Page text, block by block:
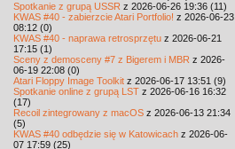
Spotkanie z grupą USSR z 2026-06-26 19:36 (11)
KWAS #40 - zabierzcie Atari Portfolio! z 2026-06-23
08:12 (0)
KWAS #40 - naprawa retrosprzętu z 2026-06-21
17:15 (1)
Sceny z demosceny #7 z Bigerem i MBR z 2026-
06-19 22:08 (0)
Atari Floppy Image Toolkit z 2026-06-17 13:51 (9)
Spotkanie online z grupą LST z 2026-06-16 16:32
(17)
Recoil zintegrowany z macOS z 2026-06-13 21:34
(5)
KWAS #40 odbędzie się w Katowicach z 2026-06-
07 17:59 (25)